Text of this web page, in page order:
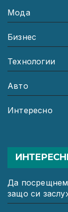
Мода
Бизнес
Технологии
Авто
Интересно
Да
защо си